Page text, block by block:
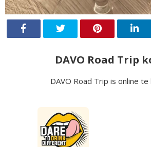
DAVO Road Trip
DAVO Road Trip is online te